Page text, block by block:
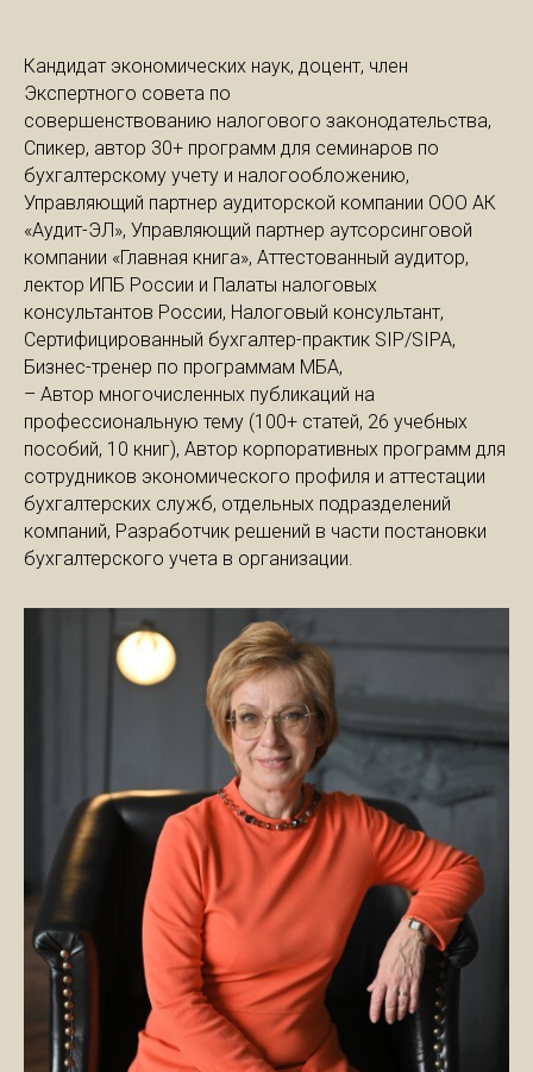
Кандидат экономических наук, доцент, член
Экспертного совета по
совершенствованию налогового законодательства,
Спикер, автор 30+ программ для семинаров по
бухгалтерскому учету и налогообложению,
Управляющий партнер аудиторской компании ООО АК
«Аудит-ЭЛ», Управляющий партнер аутсорсинговой
компании «Главная книга», Аттестованный аудитор,
лектор ИПБ России и Палаты налоговых
консультантов России, Налоговый консультант,
Сертифицированный бухгалтер-практик SIP/SIPA,
Бизнес-тренер по программам МБА,
– Автор многочисленных публикаций на
профессиональную тему (100+ статей, 26 учебных
пособий, 10 книг), Автор корпоративных программ для
сотрудников экономического профиля и аттестации
бухгалтерских служб, отдельных подразделений
компаний, Разработчик решений в части постановки
бухгалтерского учета в организации.